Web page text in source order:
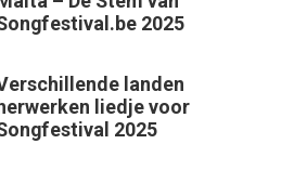
2025
landen
herwerken liedje voor
2025